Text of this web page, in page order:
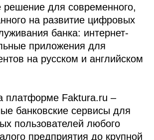
решение для современного,
на развитие цифровых
банка: интернет-
приложения для
на русском и английском
платформе Faktura.ru –
банковские сервисы для
пользователей любого
предприятия до крупной